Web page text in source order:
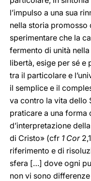
l’impulso a una sua
nella storia promosso
sperimentare che la
fermento di unità
libertà, esige per sé e
tra il particolare e
il semplice e il
va contro la vita dello
praticare a una forma
d’interpretazione
di Cristo» (cfr 1 Cor
riferimento e di
sfera […] dove ogni
non vi sono differenze